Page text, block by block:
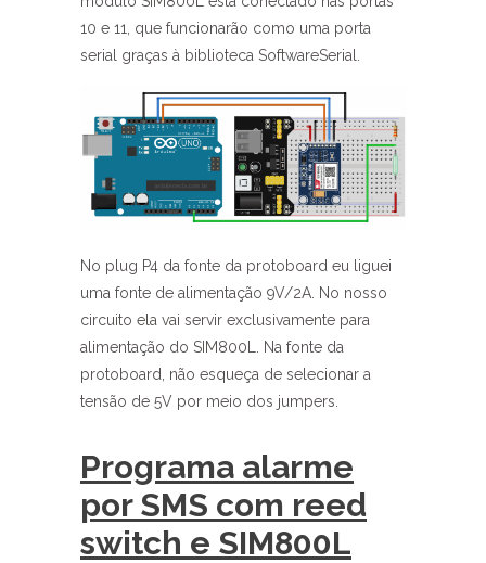
10 e 11, que funcionarão como uma porta
serial graças à biblioteca SoftwareSerial.
No plug P4 da fonte da protoboard eu liguei
uma fonte de alimentação 9V/2A. No nosso
circuito ela vai servir exclusivamente para
alimentação do SIM800L. Na fonte da
protoboard, não esqueça de selecionar a
tensão de 5V por meio dos jumpers.
Programa alarme
por SMS com reed
switch e SIM800L